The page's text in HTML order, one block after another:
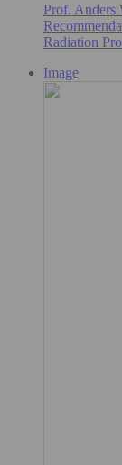
Prof. Anders
Radiation
Image